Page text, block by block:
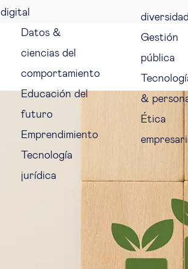
digital
Datos &
ciencias del
comportamiento
Educación del
futuro
Emprendimiento
Tecnología
jurídica
diversidad
Gestión
pública
&
Ética